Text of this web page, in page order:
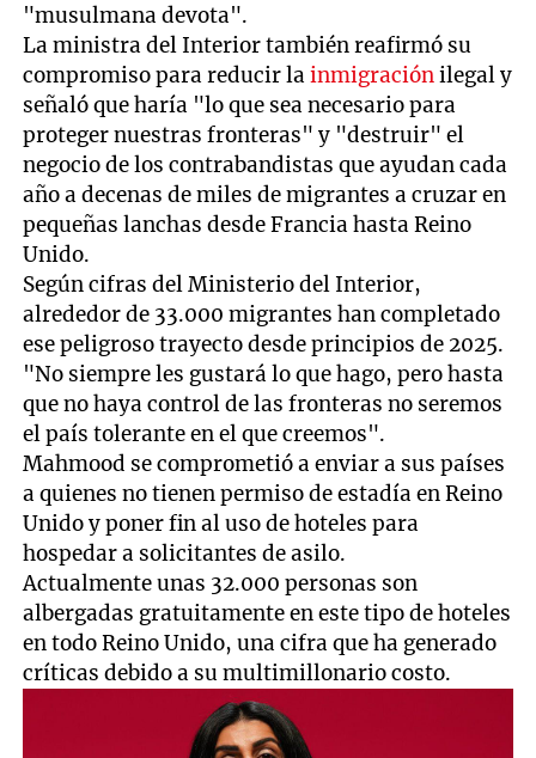
"musulmana devota".
La ministra del Interior también reafirmó su
compromiso para reducir lainmigraciónilegal y
señaló que haría "lo que sea necesario para
proteger nuestras fronteras" y "destruir" el
negocio de los contrabandistas que ayudan cada
año a decenas de miles de migrantes a cruzar en
pequeñas lanchas desde Francia hasta Reino
Unido.
Según cifras del Ministerio del Interior,
alrededor de 33.000 migrantes han completado
ese peligroso trayecto desde principios de 2025.
"No siempre les gustará lo que hago, pero hasta
que no haya control de las fronteras no seremos
el país tolerante en el que creemos".
Mahmood se comprometió a enviar a sus países
a quienes no tienen permiso de estadía en Reino
Unido y poner fin al uso de hoteles para
hospedar a solicitantes de asilo.
Actualmente unas 32.000 personas son
albergadas gratuitamente en este tipo de hoteles
en todo Reino Unido, una cifra que ha generado
críticas debido a su multimillonario costo.